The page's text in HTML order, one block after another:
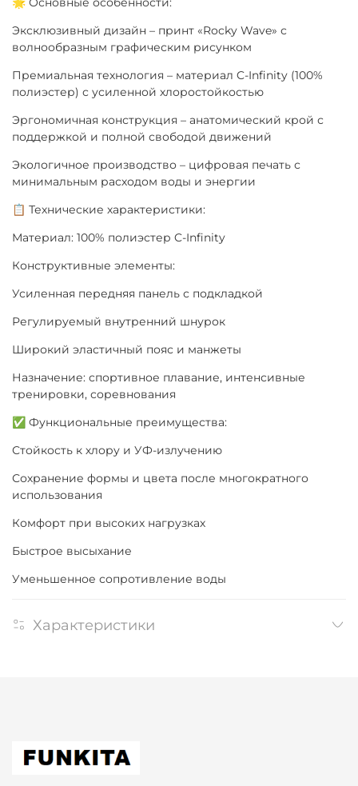
Эксклюзивный дизайн – принт «Rocky Wave» с
волнообразным графическим рисунком
Премиальная технология – материал C-Infinity (100%
полиэстер) с усиленной хлоростойкостью
Эргономичная конструкция – анатомический крой с
поддержкой и полной свободой движений
Экологичное производство – цифровая печать с
минимальным расходом воды и энергии
📋 Технические характеристики:
Материал: 100% полиэстер C-Infinity
Конструктивные элементы:
Усиленная передняя панель с подкладкой
Регулируемый внутренний шнурок
Широкий эластичный пояс и манжеты
Назначение: спортивное плавание, интенсивные
тренировки, соревнования
✅ Функциональные преимущества:
Стойкость к хлору и УФ-излучению
Сохранение формы и цвета после многократного
использования
Комфорт при высоких нагрузках
Быстрое высыхание
Уменьшенное сопротивление воды
Характеристики